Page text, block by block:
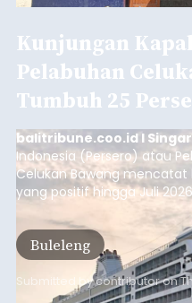
Kunjungan
Pelabuhan
Tumbuh 25
balitribune.coo.id I
Indonesia (Persero) atau
Celukan Bawang mencatat
yang positif hingga Juli
dari arus kapal yang
Tonnage (GT), atau
dibandingkan periode
yang tercatat sebesar 1,32
Buleleng
Submitted bycontributoron